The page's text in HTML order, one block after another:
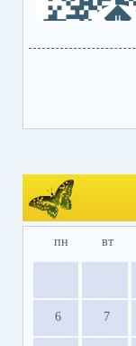
пн вт
6 7